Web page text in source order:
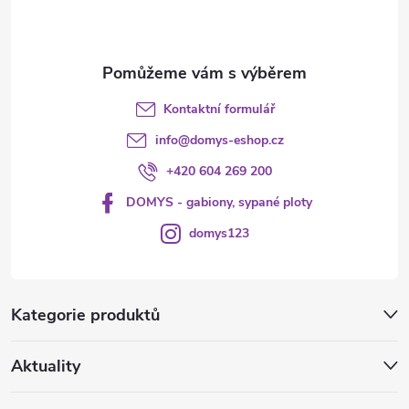
Kategorie produktů
Aktuality
Kontaktní formulář
info@domys-eshop.cz
+420 604 269 200
DOMYS - gabiony, sypané ploty
domys123